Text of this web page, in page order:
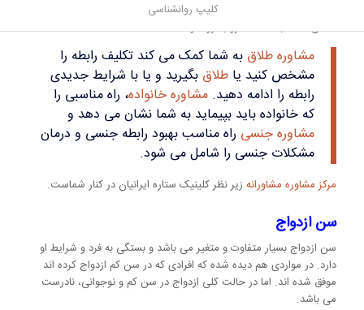
کلیپ روانشناسی
این سن دختر و پسر اطلاعات لازم در زمینه ازدواج را ندارند و برنابراین
ممکن است با شکست رو به رو شوند.
مشاوره طلاق به شما کمک می کند تکلیف رابطه را
مشخص کنید یا طلاق بگیرید و یا با شرایط جدیدی
رابطه را ادامه دهید. مشاوره خانواده، راه مناسبی را
که خانواده باید بپیماید به شما نشان می دهد و
مشاوره جنسی راه مناسب بهبود رابطه جنسی و درمان
مشکلات جنسی را شامل می شود.
مرکز مشاوره مشاورانهزیر نظر کلینیک ستاره ایرانیان در کنار شماست.
سن ازدواج
سن ازدواج بسیار متفاوت و متغیر می باشد و بستگی به فرد و شرایط او
دارد. در مواردی هم دیده شده که افرادی که در سن کم ازدواج کرده اند
موفق شده اند. اما در حالت کلی ازدواج در سن کم و نوجوانی، نادرست
می باشد.